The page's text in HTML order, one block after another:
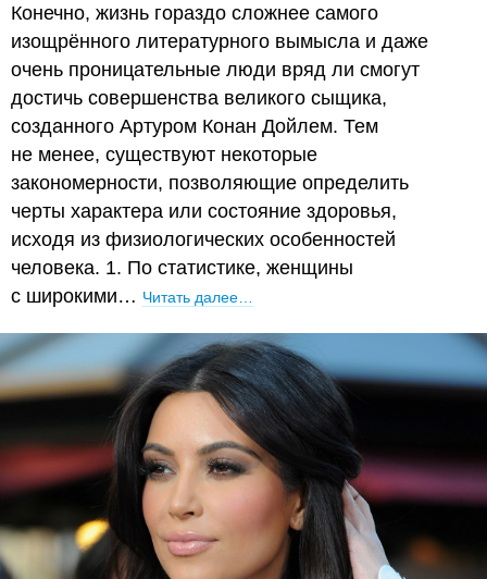
Конечно, жизнь гораздо сложнее самого
изощрённого литературного вымысла и даже
очень проницательные люди вряд ли смогут
достичь совершенства великого сыщика,
созданного Артуром Конан Дойлем. Тем
не менее, существуют некоторые
закономерности, позволяющие определить
черты характера или состояние здоровья,
исходя из физиологических особенностей
человека. 1. По статистике, женщины
с широкими… Читать далее…